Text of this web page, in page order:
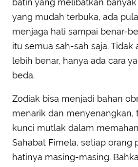
batin yang melibatkan banyak
yang mudah terbuka, ada
menjaga hati sampai benar-
itu semua sah-sah saja. Tidak
lebih benar, hanya ada cara
beda.
Zodiak bisa menjadi bahan
menarik dan menyenangkan,
kunci mutlak dalam
Sahabat Fimela, setiap orang
hatinya masing-masing.